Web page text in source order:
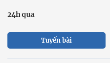
24h qua
Tuyến bài